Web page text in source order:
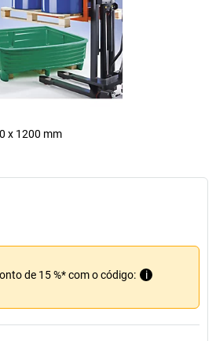
x 1200 mm
de 15 %* com o código:
i